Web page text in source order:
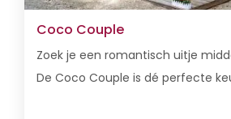
Coco Couple
Zoek je een romantisch uitje
De Coco Couple is dé perfecte